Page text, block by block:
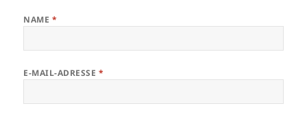
NAME *
E-MAIL-ADRESSE *